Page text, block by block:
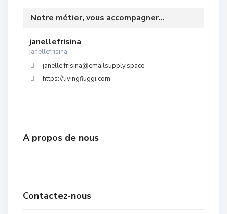
Notre métier, vous accompagner...
janellefrisina
janellefrisina
janelle.frisina@emailsupply.space
https://livingfiuggi.com
A propos de nous
Contactez-nous